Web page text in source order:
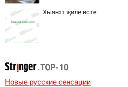
Новости на
Вести.ru
Хыянәт җиле исте
Новые русские сенсации